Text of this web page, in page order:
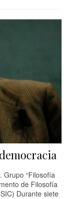
Grupo “Filosofía
de Filosofía
Durante siete